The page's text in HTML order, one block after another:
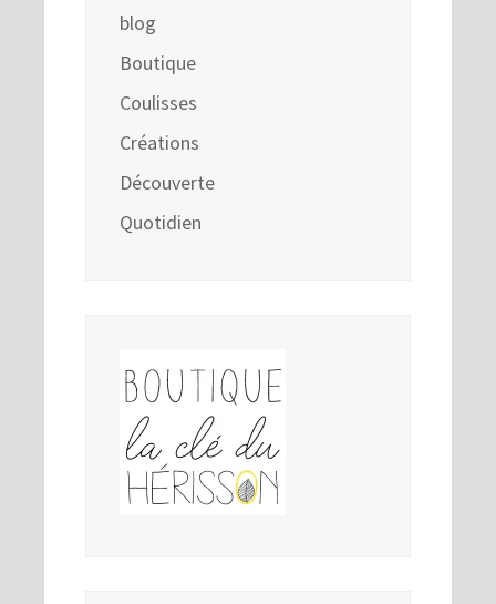
blog
Boutique
Coulisses
Créations
Découverte
Quotidien